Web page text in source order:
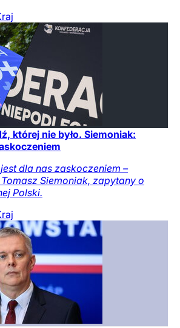
której nie było. Siemoniak:
dla nas zaskoczeniem –
Siemoniak, zapytany o
Polski.